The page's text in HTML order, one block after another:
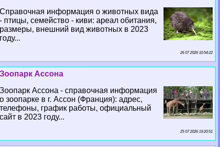
Справочная информация о животных вида
- птицы, семейство - киви: ареал обитания,
размеры, внешний вид животных в 2023
году...
26 07 2026 10:54:22
Зоопарк Ассона
Зоопарк Ассона - справочная информация
о зоопарке в г. Ассон (Франция): адрес,
телефоны, график работы, официальный
сайт в 2023 году...
25 07 2026 19:20:51